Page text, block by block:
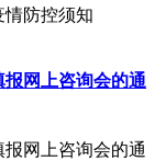
情防控须知
网上咨询会的通
网上咨询会的通